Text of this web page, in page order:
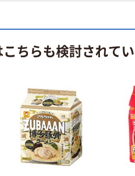
ちらも検討されて